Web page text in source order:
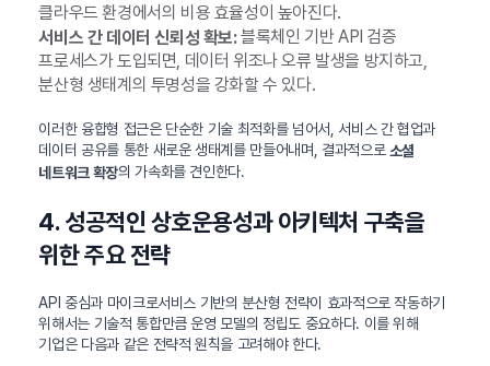
클라우드 환경에서의 비용 효율성이 높아진다.
서비스 간 데이터 신뢰성 확보:블록체인 기반 API 검증
프로세스가 도입되면, 데이터 위조나 오류 발생을 방지하고,
분산형 생태계의 투명성을 강화할 수 있다.
이러한 융합형 접근은 단순한 기술 최적화를 넘어서, 서비스 간 협업과
데이터 공유를 통한 새로운 생태계를 만들어내며, 결과적으로소셜
네트워크 확장의 가속화를 견인한다.
4. 성공적인 상호운용성과 아키텍처 구축을
위한 주요 전략
API 중심과 마이크로서비스 기반의 분산형 전략이 효과적으로 작동하기
위해서는 기술적 통합만큼 운영 모델의 정립도 중요하다. 이를 위해
기업은 다음과 같은 전략적 원칙을 고려해야 한다.